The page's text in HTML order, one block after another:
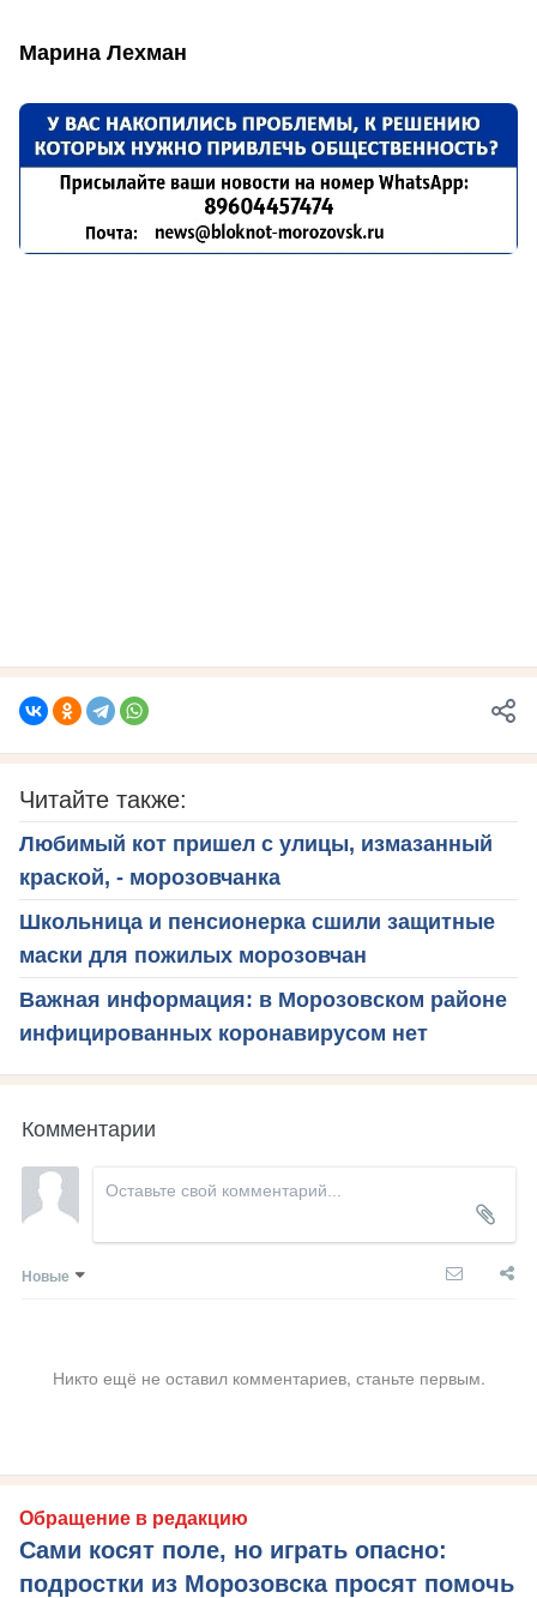
Марина Лехман
Читайте также:
Любимый кот пришел с улицы, измазанный
краской, - морозовчанка
Школьница и пенсионерка сшили защитные
маски для пожилых морозовчан
Важная информация: в Морозовском районе
инфицированных коронавирусом нет
Комментарии
Новые
Никто ещё не оставил комментариев, станьте первым.
Обращение в редакцию
Сами косят поле, но играть опасно:
подростки из Морозовска просят помочь